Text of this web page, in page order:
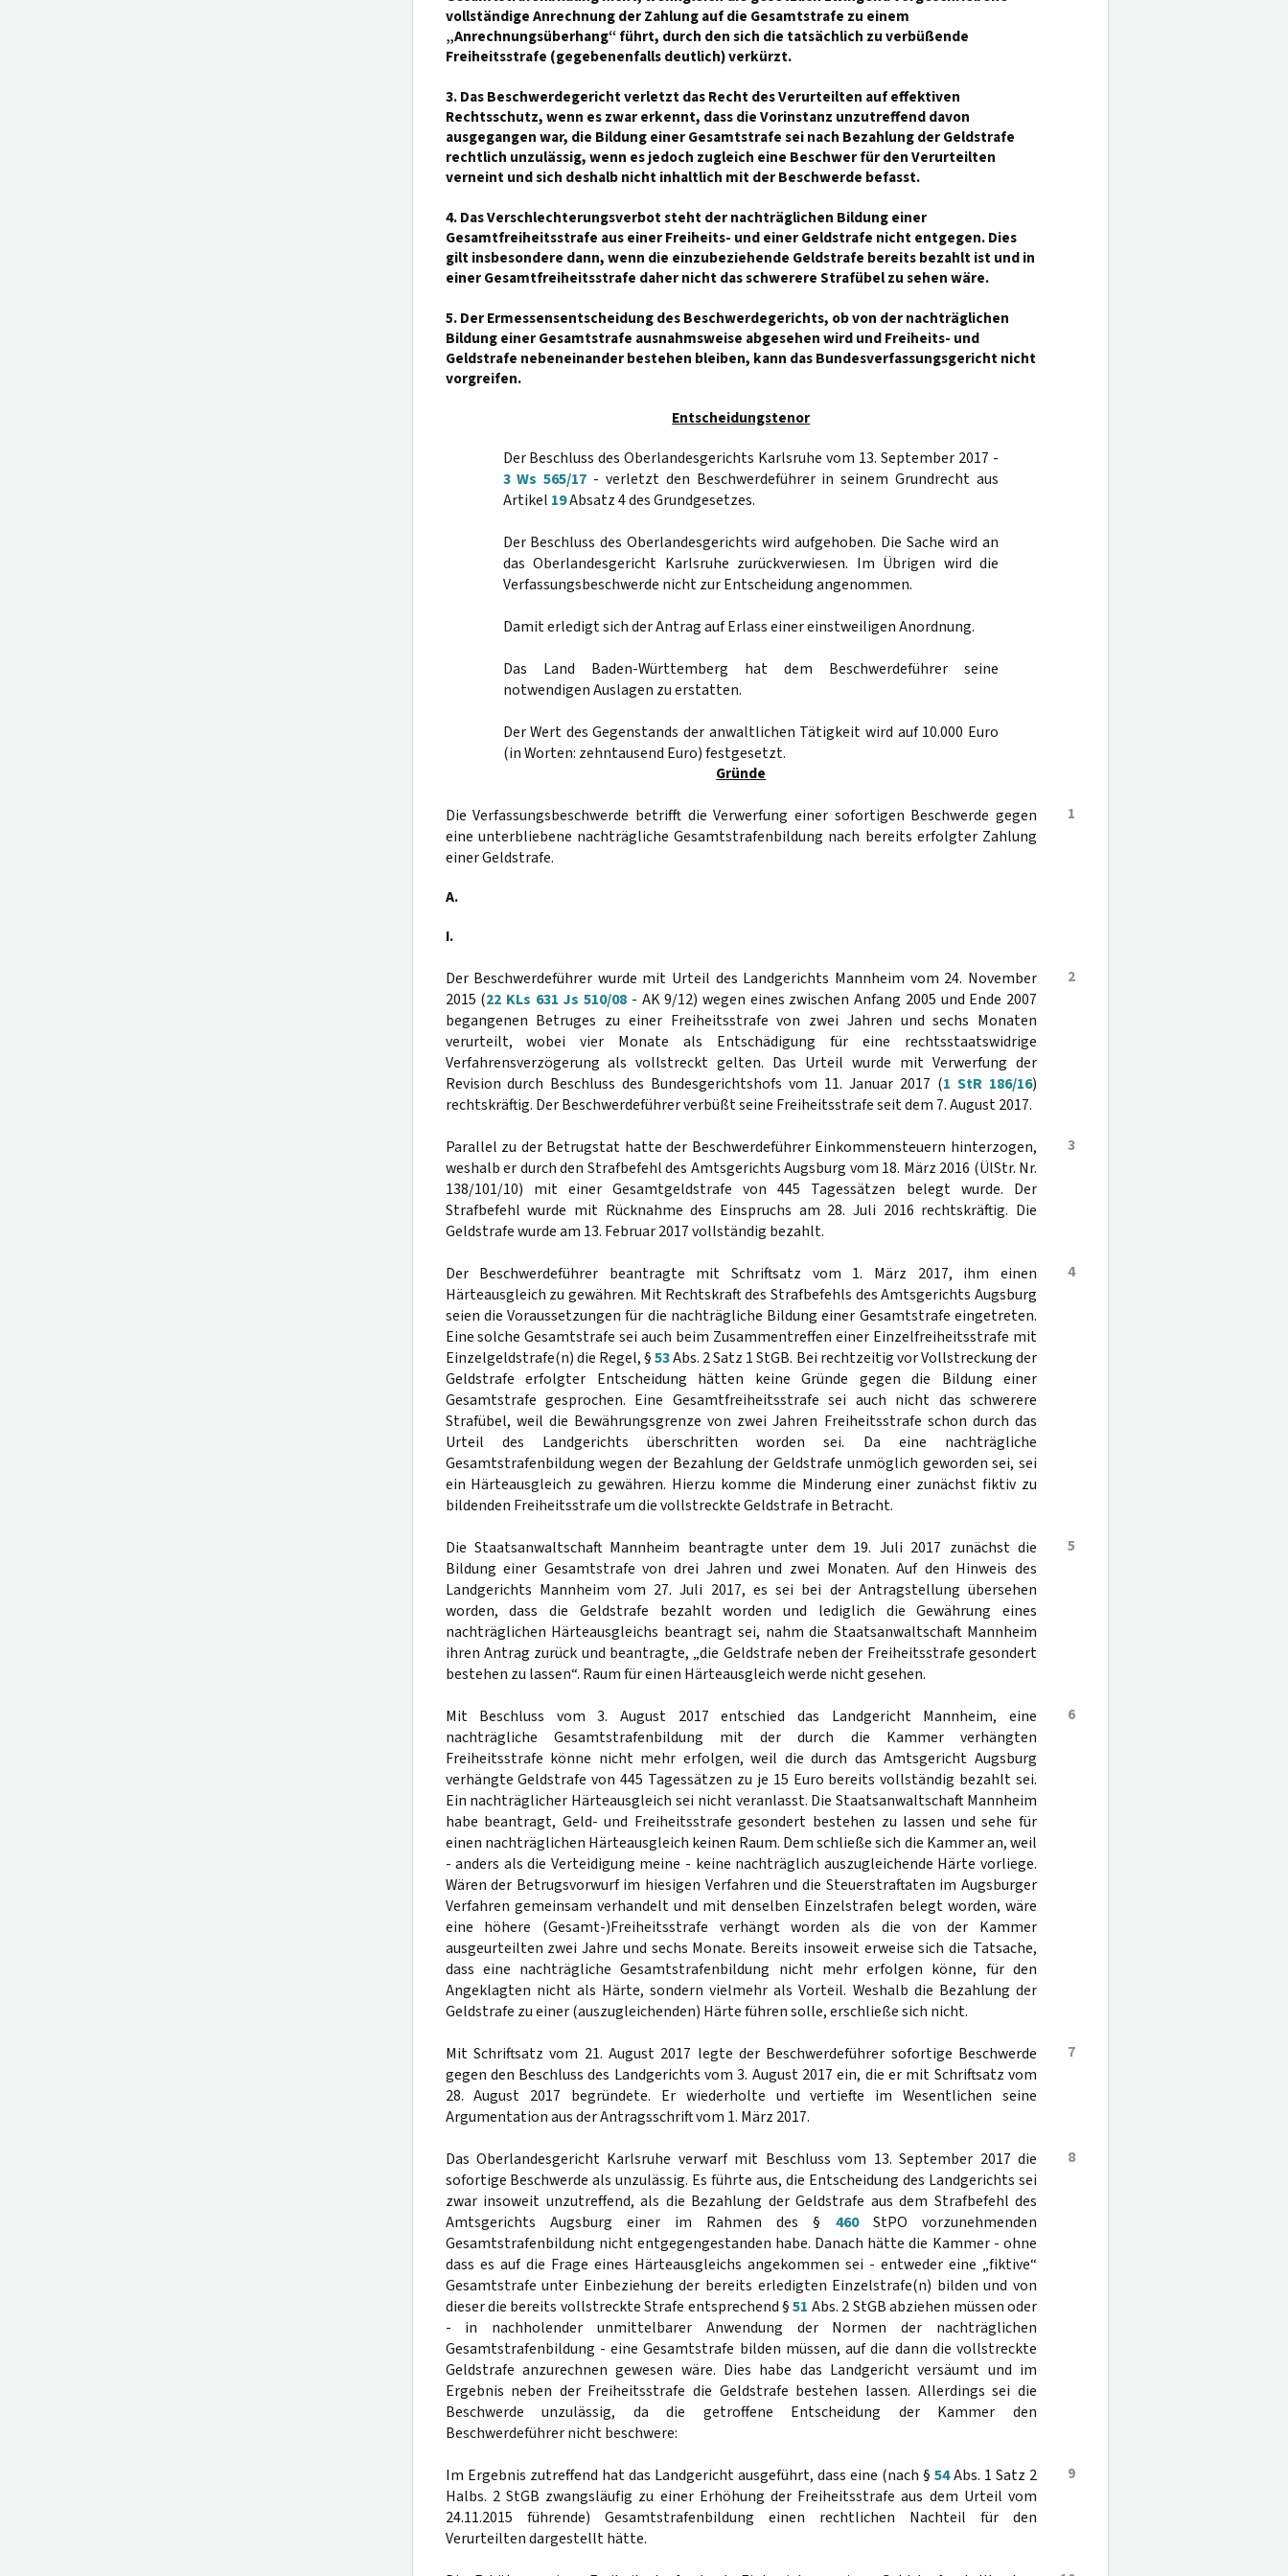
vollständige Anrechnung der Zahlung auf die Gesamtstrafe zu einem
„Anrechnungsüberhang“ führt, durch den sich die tatsächlich zu verbüßende
Freiheitsstrafe (gegebenenfalls deutlich) verkürzt.
3. Das Beschwerdegericht verletzt das Recht des Verurteilten auf effektiven
Rechtsschutz, wenn es zwar erkennt, dass die Vorinstanz unzutreffend davon
ausgegangen war, die Bildung einer Gesamtstrafe sei nach Bezahlung der Geldstrafe
rechtlich unzulässig, wenn es jedoch zugleich eine Beschwer für den Verurteilten
verneint und sich deshalb nicht inhaltlich mit der Beschwerde befasst.
4. Das Verschlechterungsverbot steht der nachträglichen Bildung einer
Gesamtfreiheitsstrafe aus einer Freiheits- und einer Geldstrafe nicht entgegen. Dies
gilt insbesondere dann, wenn die einzubeziehende Geldstrafe bereits bezahlt ist und in
einer Gesamtfreiheitsstrafe daher nicht das schwerere Strafübel zu sehen wäre.
5. Der Ermessensentscheidung des Beschwerdegerichts, ob von der nachträglichen
Bildung einer Gesamtstrafe ausnahmsweise abgesehen wird und Freiheits- und
Geldstrafe nebeneinander bestehen bleiben, kann das Bundesverfassungsgericht nicht
vorgreifen.
Entscheidungstenor
Der Beschluss des Oberlandesgerichts Karlsruhe vom 13. September 2017 -
3 Ws 565/17 - verletzt den Beschwerdeführer in seinem Grundrecht aus
Artikel 19Absatz 4 des Grundgesetzes.
Der Beschluss des Oberlandesgerichts wird aufgehoben. Die Sache wird an
das Oberlandesgericht Karlsruhe zurückverwiesen. Im Übrigen wird die
Verfassungsbeschwerde nicht zur Entscheidung angenommen.
Damit erledigt sich der Antrag auf Erlass einer einstweiligen Anordnung.
Das Land Baden-Württemberg hat dem Beschwerdeführer seine
notwendigen Auslagen zu erstatten.
Der Wert des Gegenstands der anwaltlichen Tätigkeit wird auf 10.000 Euro
(in Worten: zehntausend Euro) festgesetzt.
Gründe
1
Die Verfassungsbeschwerde betrifft die Verwerfung einer sofortigen Beschwerde gegen
eine unterbliebene nachträgliche Gesamtstrafenbildung nach bereits erfolgter Zahlung
einer Geldstrafe.
A.
I.
2
Der Beschwerdeführer wurde mit Urteil des Landgerichts Mannheim vom 24. November
2015 (22 KLs 631 Js 510/08 - AK 9/12) wegen eines zwischen Anfang 2005 und Ende 2007
begangenen Betruges zu einer Freiheitsstrafe von zwei Jahren und sechs Monaten
verurteilt, wobei vier Monate als Entschädigung für eine rechtsstaatswidrige
Verfahrensverzögerung als vollstreckt gelten. Das Urteil wurde mit Verwerfung der
Revision durch Beschluss des Bundesgerichtshofs vom 11. Januar 2017 (1 StR 186/16)
rechtskräftig. Der Beschwerdeführer verbüßt seine Freiheitsstrafe seit dem 7. August 2017.
3
Parallel zu der Betrugstat hatte der Beschwerdeführer Einkommensteuern hinterzogen,
weshalb er durch den Strafbefehl des Amtsgerichts Augsburg vom 18. März 2016 (ÜlStr. Nr.
138/101/10) mit einer Gesamtgeldstrafe von 445 Tagessätzen belegt wurde. Der
Strafbefehl wurde mit Rücknahme des Einspruchs am 28. Juli 2016 rechtskräftig. Die
Geldstrafe wurde am 13. Februar 2017 vollständig bezahlt.
4
Der Beschwerdeführer beantragte mit Schriftsatz vom 1. März 2017, ihm einen
Härteausgleich zu gewähren. Mit Rechtskraft des Strafbefehls des Amtsgerichts Augsburg
seien die Voraussetzungen für die nachträgliche Bildung einer Gesamtstrafe eingetreten.
Eine solche Gesamtstrafe sei auch beim Zusammentreffen einer Einzelfreiheitsstrafe mit
Einzelgeldstrafe(n) die Regel, §53Abs. 2 Satz 1 StGB. Bei rechtzeitig vor Vollstreckung der
Geldstrafe erfolgter Entscheidung hätten keine Gründe gegen die Bildung einer
Gesamtstrafe gesprochen. Eine Gesamtfreiheitsstrafe sei auch nicht das schwerere
Strafübel, weil die Bewährungsgrenze von zwei Jahren Freiheitsstrafe schon durch das
Urteil des Landgerichts überschritten worden sei. Da eine nachträgliche
Gesamtstrafenbildung wegen der Bezahlung der Geldstrafe unmöglich geworden sei, sei
ein Härteausgleich zu gewähren. Hierzu komme die Minderung einer zunächst fiktiv zu
bildenden Freiheitsstrafe um die vollstreckte Geldstrafe in Betracht.
5
Die Staatsanwaltschaft Mannheim beantragte unter dem 19. Juli 2017 zunächst die
Bildung einer Gesamtstrafe von drei Jahren und zwei Monaten. Auf den Hinweis des
Landgerichts Mannheim vom 27. Juli 2017, es sei bei der Antragstellung übersehen
worden, dass die Geldstrafe bezahlt worden und lediglich die Gewährung eines
nachträglichen Härteausgleichs beantragt sei, nahm die Staatsanwaltschaft Mannheim
ihren Antrag zurück und beantragte, „die Geldstrafe neben der Freiheitsstrafe gesondert
bestehen zu lassen“. Raum für einen Härteausgleich werde nicht gesehen.
6
Mit Beschluss vom 3. August 2017 entschied das Landgericht Mannheim, eine
nachträgliche Gesamtstrafenbildung mit der durch die Kammer verhängten
Freiheitsstrafe könne nicht mehr erfolgen, weil die durch das Amtsgericht Augsburg
verhängte Geldstrafe von 445 Tagessätzen zu je 15 Euro bereits vollständig bezahlt sei.
Ein nachträglicher Härteausgleich sei nicht veranlasst. Die Staatsanwaltschaft Mannheim
habe beantragt, Geld- und Freiheitsstrafe gesondert bestehen zu lassen und sehe für
einen nachträglichen Härteausgleich keinen Raum. Dem schließe sich die Kammer an, weil
- anders als die Verteidigung meine - keine nachträglich auszugleichende Härte vorliege.
Wären der Betrugsvorwurf im hiesigen Verfahren und die Steuerstraftaten im Augsburger
Verfahren gemeinsam verhandelt und mit denselben Einzelstrafen belegt worden, wäre
eine höhere (Gesamt-)Freiheitsstrafe verhängt worden als die von der Kammer
ausgeurteilten zwei Jahre und sechs Monate. Bereits insoweit erweise sich die Tatsache,
dass eine nachträgliche Gesamtstrafenbildung nicht mehr erfolgen könne, für den
Angeklagten nicht als Härte, sondern vielmehr als Vorteil. Weshalb die Bezahlung der
Geldstrafe zu einer (auszugleichenden) Härte führen solle, erschließe sich nicht.
7
Mit Schriftsatz vom 21. August 2017 legte der Beschwerdeführer sofortige Beschwerde
gegen den Beschluss des Landgerichts vom 3. August 2017 ein, die er mit Schriftsatz vom
28. August 2017 begründete. Er wiederholte und vertiefte im Wesentlichen seine
Argumentation aus der Antragsschrift vom 1. März 2017.
8
Das Oberlandesgericht Karlsruhe verwarf mit Beschluss vom 13. September 2017 die
sofortige Beschwerde als unzulässig. Es führte aus, die Entscheidung des Landgerichts sei
zwar insoweit unzutreffend, als die Bezahlung der Geldstrafe aus dem Strafbefehl des
Amtsgerichts Augsburg einer im Rahmen des § 460StPO vorzunehmenden
Gesamtstrafenbildung nicht entgegengestanden habe. Danach hätte die Kammer - ohne
dass es auf die Frage eines Härteausgleichs angekommen sei - entweder eine „fiktive“
Gesamtstrafe unter Einbeziehung der bereits erledigten Einzelstrafe(n) bilden und von
dieser die bereits vollstreckte Strafe entsprechend §51 Abs. 2 StGB abziehen müssen oder
- in nachholender unmittelbarer Anwendung der Normen der nachträglichen
Gesamtstrafenbildung - eine Gesamtstrafe bilden müssen, auf die dann die vollstreckte
Geldstrafe anzurechnen gewesen wäre. Dies habe das Landgericht versäumt und im
Ergebnis neben der Freiheitsstrafe die Geldstrafe bestehen lassen. Allerdings sei die
Beschwerde unzulässig, da die getroffene Entscheidung der Kammer den
Beschwerdeführer nicht beschwere:
9
Im Ergebnis zutreffend hat das Landgericht ausgeführt, dass eine (nach § 54Abs. 1 Satz 2
Halbs. 2 StGB zwangsläufig zu einer Erhöhung der Freiheitsstrafe aus dem Urteil vom
24.11.2015 führende) Gesamtstrafenbildung einen rechtlichen Nachteil für den
Verurteilten dargestellt hätte.